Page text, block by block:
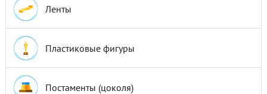
Медали Распродажа
Наклейки на оборот медали
Эмблемы 25мм
Эмблемы 50мм
Ленты
Пластиковые фигуры
Постаменты (цоколя)